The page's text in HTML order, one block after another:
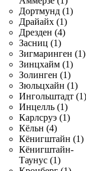
Дортмунд (1)
Драйайх (1)
Дрезден (4)
Засниц (1)
Зигмаринген (1)
Зинцхайм (1)
Золинген (1)
Зюльцхайн (1)
Ингольштадт (1)
Инцелль (1)
Карлсруэ (1)
Кёльн (4)
Кёнигштайн (1)
Кёнигштайн-
Таунус (1)